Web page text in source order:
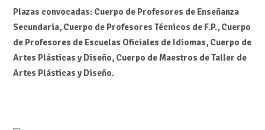
Plazas convocadas: Cuerpo de Profesores de Enseñanza
Secundaria, Cuerpo de Profesores Técnicos de F.P., Cuerpo
de Profesores de Escuelas Oficiales de Idiomas, Cuerpo de
Artes Plásticas y Diseño, Cuerpo de Maestros de Taller de
Artes Plásticas y Diseño.